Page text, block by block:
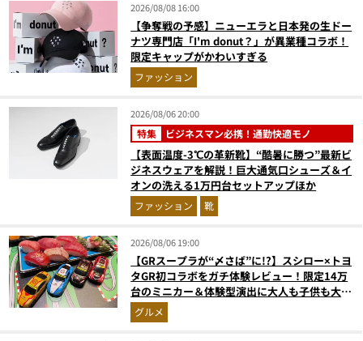
2026/08/08 16:00
【争奪戦の予感】ニューエラと日本発の生ドー
ナツ専門店「I'm donut？」が異業種コラボ！
限定キャップがかわいすぎる
ファッション
2026/08/06 20:00
特集 ビジネスマン必携！通勤快適モノ
【表面温度-3℃の革新靴】“酷暑に勝つ”最新ビ
ジネスウェアを解説！巨大通気口シューズ＆イ
オンの洗える1万円台セットアップほか
ファッション 靴
2026/08/06 19:00
【GRスープラが“〆さば”に!?】スシロー×トヨ
タGR初コラボをガチ体験レビュー！限定14万
台のミニカー＆体験型演出に大人も子供も大興
奮間違いなし
グルメ